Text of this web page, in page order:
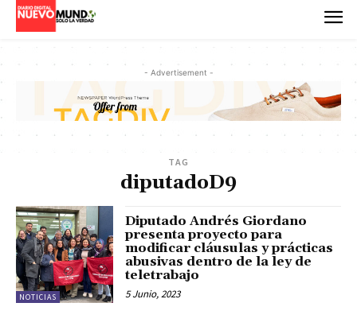
- Advertisement -
TAG
diputadoD9
NOTICIAS
Diputado Andrés Giordano
presenta proyecto para
modificar cláusulas y prácticas
abusivas dentro de la ley de
teletrabajo
5 Junio, 2023